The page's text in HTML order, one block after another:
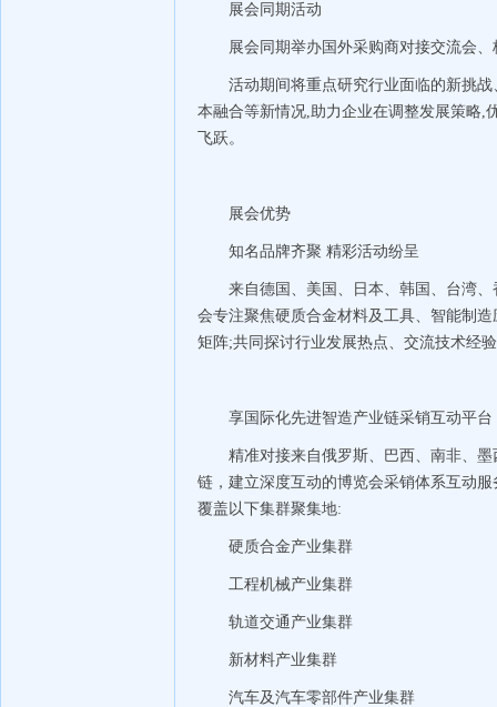
展会同期活动
展会同期举办国外采购商对接交流会
活动期间将重点研究行业面临的新挑
本融合等新情况,助力企业在调整发展策略,
飞跃。
展会优势
知名品牌齐聚 精彩活动纷呈
来自德国、美国、日本、韩国、台湾
会专注聚焦硬质合金材料及工具、智能制
矩阵;共同探讨行业发展热点、交流技术经
享国际化先进智造产业链采销互动平台
精准对接来自俄罗斯、巴西、南非、
链，建立深度互动的博览会采销体系互动
覆盖以下集群聚集地:
硬质合金产业集群
工程机械产业集群
轨道交通产业集群
新材料产业集群
汽车及汽车零部件产业集群